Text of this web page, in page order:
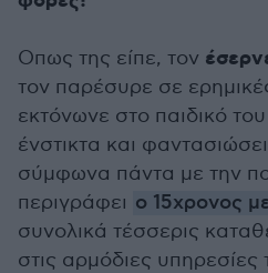
Οπως της είπε, τον
τον παρέσυρε σε
εκτόνωνε στο παιδικό
ένστικτα και
σύμφωνα πάντα με την
περιγράφει ο 15χρονος
συνολικά τέσσερις
στις αρμόδιες υπηρεσίες